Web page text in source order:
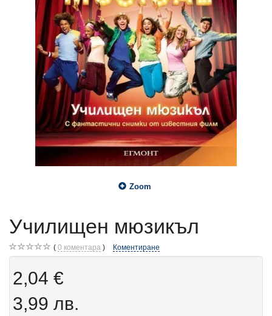
Zoom
Училищен мюзикъл
0 коментара Коментиране
2,04 €
3,99 лв.